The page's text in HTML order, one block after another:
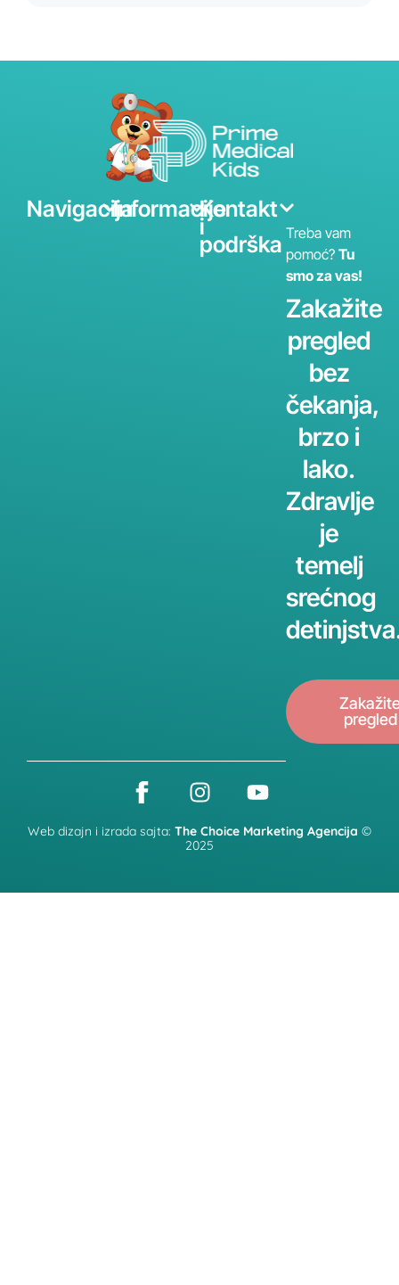
NavigacijaInformacijeKontakt
i
podrška Treba vam
pomoć? Tu
smo za vas!
Zakažite
pregled
bez
čekanja,
brzo i
lako.
Zdravlje
je
temelj
srećnog
pregled
Web dizajn i izrada sajta: The Choice Marketing Agencija ©
2025